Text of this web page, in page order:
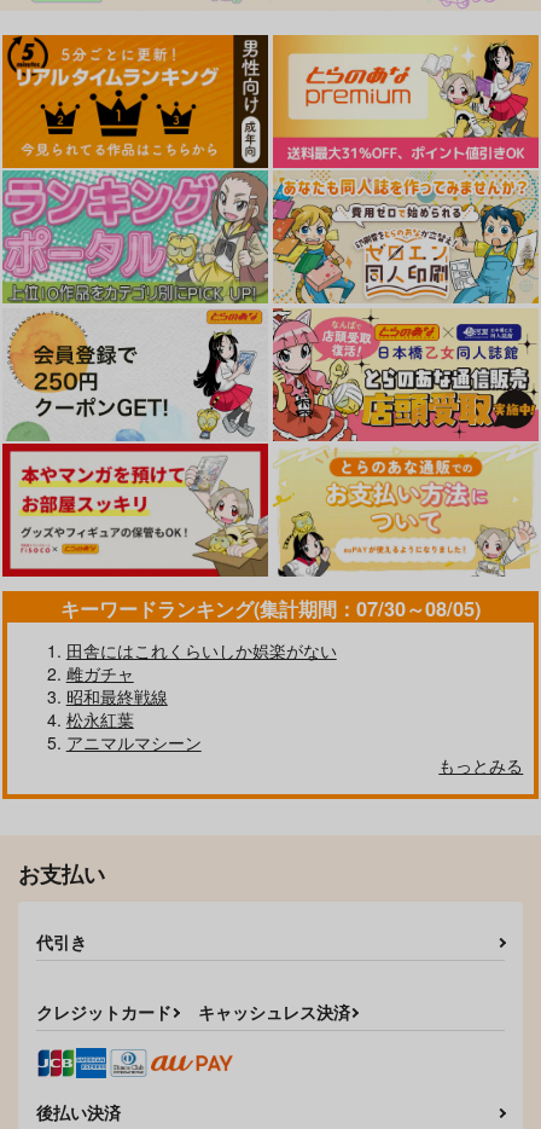
キーワードランキング(集計期間：07/30～08/05)
田舎にはこれくらいしか娯楽がない
雌ガチャ
昭和最終戦線
松永紅葉
アニマルマシーン
もっとみる
お支払い
代引き
クレジットカード キャッシュレス決済
後払い決済